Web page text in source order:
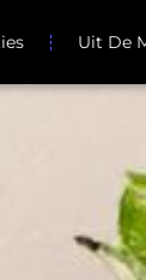
Uit De